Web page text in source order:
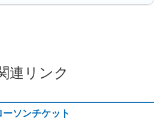
連リンク
ーソンチケット